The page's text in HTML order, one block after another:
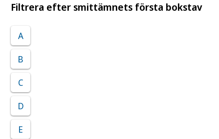
Filtrera efter smittämnets första bokstav
A
B
C
D
E